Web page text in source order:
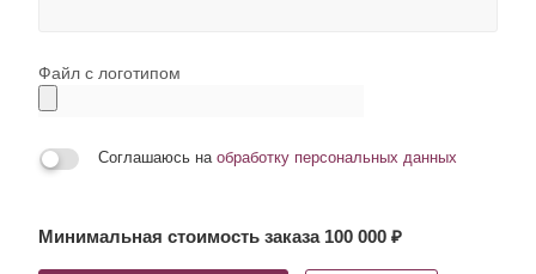
Файл с логотипом
Соглашаюсь на обработку персональных данных
Минимальная стоимость заказа 100 000 ₽